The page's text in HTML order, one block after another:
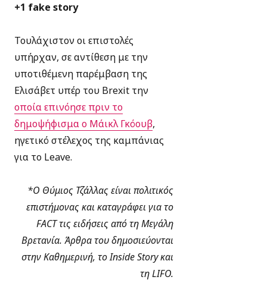
+1 fake story
Τουλάχιστον οι επιστολές
υπήρχαν, σε αντίθεση με την
υποτιθέμενη παρέμβαση της
Ελισάβετ υπέρ του Brexit την
οποία επινόησε πριν το
δημοψήφισμα ο Μάικλ Γκόουβ,
ηγετικό στέλεχος της καμπάνιας
για το Leave.
*Ο Θύμιος Τζάλλας είναι πολιτικός
επιστήμονας και καταγράφει για το
FACT τις ειδήσεις από τη Μεγάλη
Βρετανία. Άρθρα του δημοσιεύονται
στην Καθημερινή, το Inside Story και
τη LIFO.